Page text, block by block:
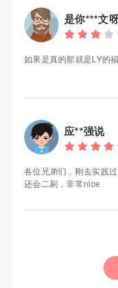
是你***文
如果是真的那就是LY的
应**强说
各位兄弟们，刚去实践
还会二刷，非常nice